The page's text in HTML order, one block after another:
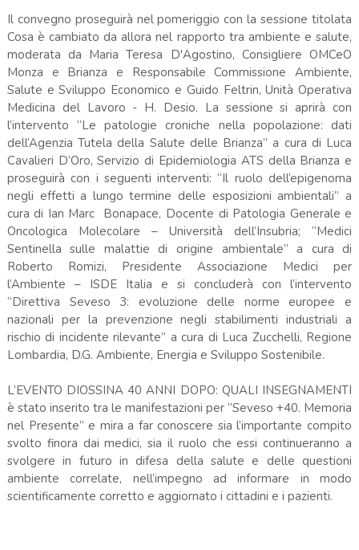
Il convegno proseguirà nel pomeriggio con la sessione titolata
Cosa è cambiato da allora nel rapporto tra ambiente e salute,
moderata da Maria Teresa D'Agostino, Consigliere OMCeO
Monza e Brianza e Responsabile Commissione Ambiente,
Salute e Sviluppo Economico e Guido Feltrin, Unità Operativa
Medicina del Lavoro - H. Desio. La sessione si aprirà con
l’intervento “Le patologie croniche nella popolazione: dati
dell’Agenzia Tutela della Salute delle Brianza” a cura di Luca
Cavalieri D’Oro, Servizio di Epidemiologia ATS della Brianza e
proseguirà con i seguenti interventi: “Il ruolo dell’epigenoma
negli effetti a lungo termine delle esposizioni ambientali” a
cura di Ian Marc Bonapace, Docente di Patologia Generale e
Oncologica Molecolare – Università dell’Insubria; “Medici
Sentinella sulle malattie di origine ambientale” a cura di
Roberto Romizi, Presidente Associazione Medici per
l’Ambiente – ISDE Italia e si concluderà con l’intervento
“Direttiva Seveso 3: evoluzione delle norme europee e
nazionali per la prevenzione negli stabilimenti industriali a
rischio di incidente rilevante” a cura di Luca Zucchelli, Regione
Lombardia, D.G. Ambiente, Energia e Sviluppo Sostenibile.
L’EVENTO DIOSSINA 40 ANNI DOPO: QUALI INSEGNAMENTI
è stato inserito tra le manifestazioni per “Seveso +40. Memoria
nel Presente” e mira a far conoscere sia l’importante compito
svolto finora dai medici, sia il ruolo che essi continueranno a
svolgere in futuro in difesa della salute e delle questioni
ambiente correlate, nell’impegno ad informare in modo
scientificamente corretto e aggiornato i cittadini e i pazienti.